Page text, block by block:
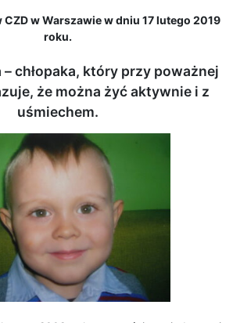
CZD w Warszawie w dniu 17 lutego 2019
roku.
chłopaka, który przy poważnej
że można żyć aktywnie i z
uśmiechem.